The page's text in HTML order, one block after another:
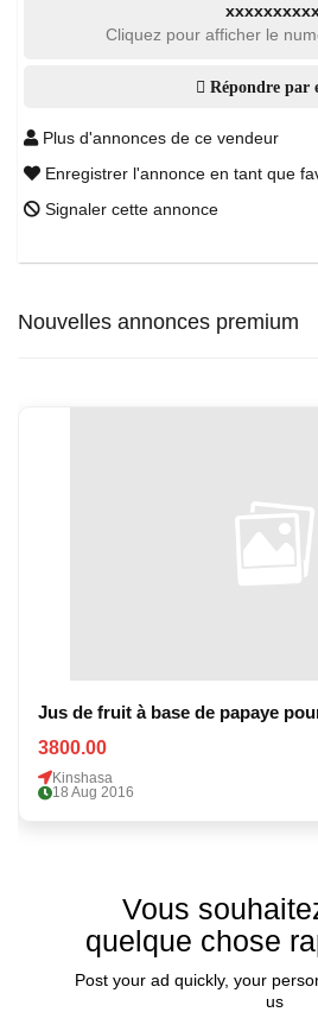
Cliquez pour afficher le
Répondre par
Plus d'annonces de ce vendeur
Enregistrer l'annonce en tant que
Signaler cette annonce
Nouvelles annonces premium
Jus de fruit à base de papaye
3800.00
Kinshasa
18 Aug 2016
Vous
quelque chose
Post your ad quickly, your
us